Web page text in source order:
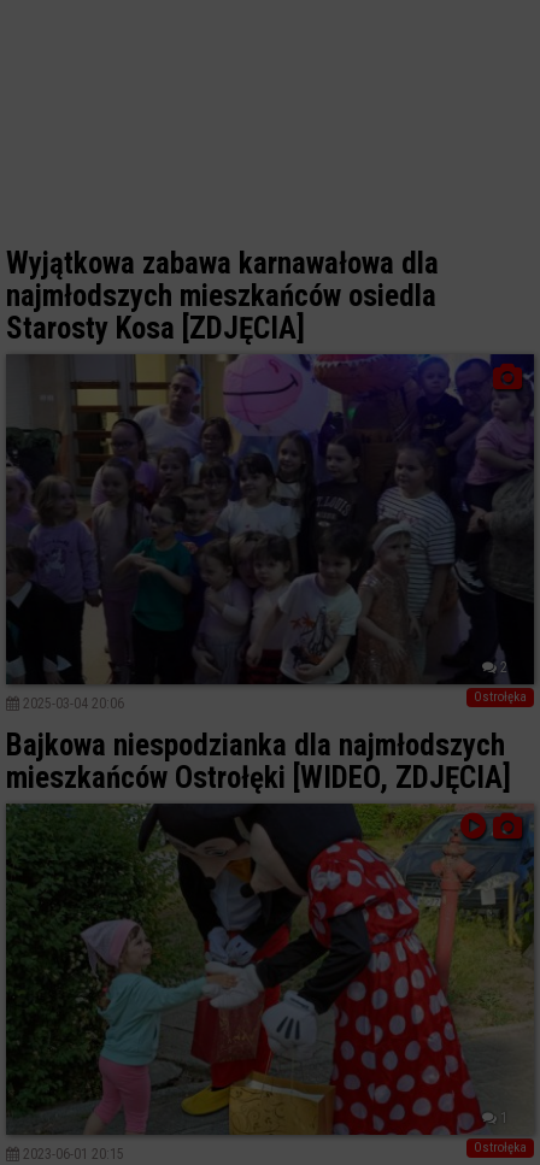
Wyjątkowa zabawa karnawałowa dla
najmłodszych mieszkańców osiedla
Starosty Kosa [ZDJĘCIA]
2
Ostrołęka
2025-03-04 20:06
Bajkowa niespodzianka dla najmłodszych
mieszkańców Ostrołęki [WIDEO, ZDJĘCIA]
1
Ostrołęka
2023-06-01 20:15